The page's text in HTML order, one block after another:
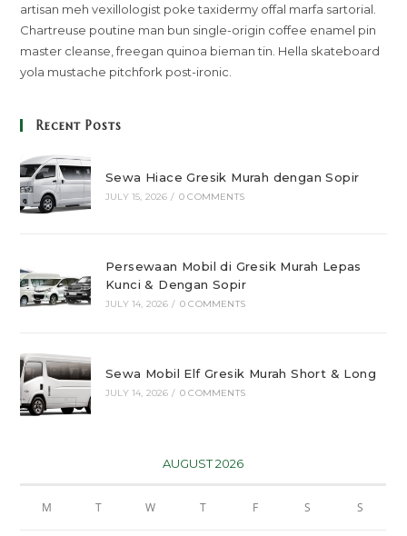
artisan meh vexillologist poke taxidermy offal marfa sartorial.
Chartreuse poutine man bun single-origin coffee enamel pin
master cleanse, freegan quinoa bieman tin. Hella skateboard
yola mustache pitchfork post-ironic.
Recent Posts
Sewa Hiace Gresik Murah dengan Sopir
JULY 15, 2026 / 0 COMMENTS
Persewaan Mobil di Gresik Murah Lepas
Kunci & Dengan Sopir
JULY 14, 2026 / 0 COMMENTS
Sewa Mobil Elf Gresik Murah Short & Long
JULY 14, 2026 / 0 COMMENTS
AUGUST 2026
M T W T F S S